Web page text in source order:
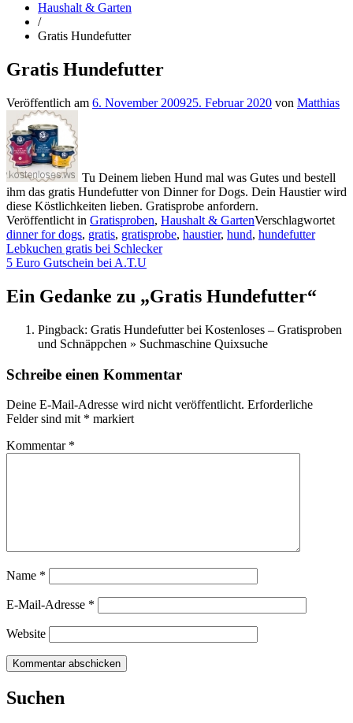
Haushalt & Garten
/
Gratis Hundefutter
Gratis Hundefutter
Veröffentlich am 6. November 200925. Februar 2020 von Matthias
Tu Deinem lieben Hund mal was Gutes und bestell
ihm das gratis Hundefutter von Dinner for Dogs. Dein Haustier wird
diese Köstlichkeiten lieben. Gratisprobe anfordern.
Veröffentlicht in Gratisproben, Haushalt & GartenVerschlagwortet
dinner for dogs, gratis, gratisprobe, haustier, hund, hundefutter
Beitragsnavigation
Lebkuchen gratis bei Schlecker
5 Euro Gutschein bei A.T.U
Ein Gedanke zu „Gratis Hundefutter“
Pingback: Gratis Hundefutter bei Kostenloses – Gratisproben
und Schnäppchen » Suchmaschine Quixsuche
Schreibe einen Kommentar
Deine E-Mail-Adresse wird nicht veröffentlicht. Erforderliche
Felder sind mit * markiert
Kommentar *
Name *
E-Mail-Adresse *
Website
Suchen